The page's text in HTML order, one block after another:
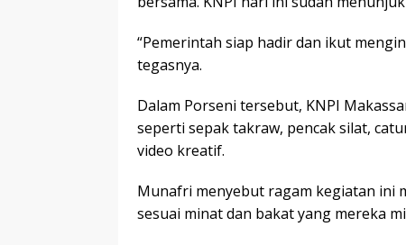
“Pemerintah siap hadir dan ikut
tegasnya.
Dalam Porseni tersebut, KNPI
seperti sepak takraw, pencak silat,
video kreatif.
Munafri menyebut ragam kegiatan ini
sesuai minat dan bakat yang mereka